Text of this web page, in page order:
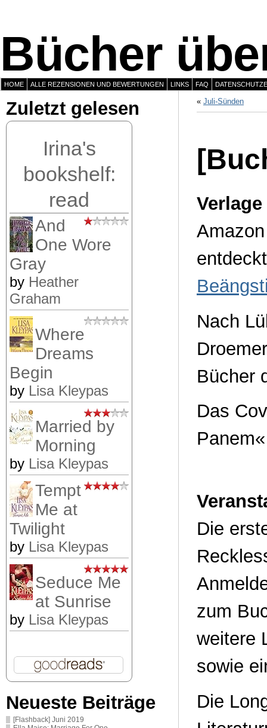
Bücher
HOME ALLE REZENSIONEN UND BEWERTUNGEN LINKS FAQ
Zuletzt gelesen
Irina's
bookshelf:
read
And
One Wore
Gray
by Heather
Graham
Where
Dreams
Begin
by Lisa Kleypas
Married by
Morning
by Lisa Kleypas
Tempt
Me at
Twilight
by Lisa Kleypas
Seduce Me
at Sunrise
by Lisa Kleypas
Neueste Beiträge
[Flashback] Juni 2019
« Juli-Sünden
Nach
Bücher
Das
Die
zum
weitere
sowie
Die